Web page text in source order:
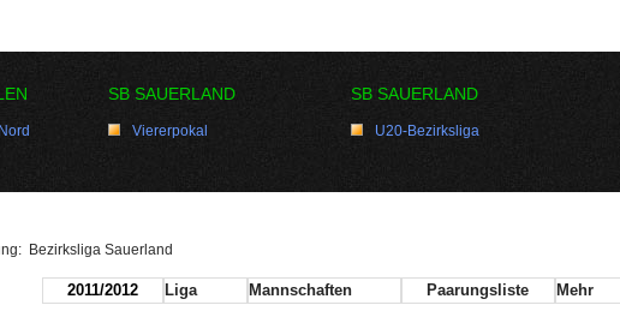
SB SAUERLAND
Viererpokal
SB SAUERLAND
U20-Bezirksliga
Bezirksliga Sauerland
2011/2012 Liga Mannschaften Paarungsliste Mehr